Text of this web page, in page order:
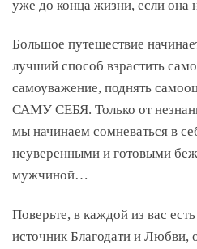
уже до конца жизни, если она
Большое путешествие
лучший способ взрастить
самоуважение, поднять
САМУ СЕБЯ. Только от
мы начинаем сомневаться в
неуверенными и готовыми
мужчиной…
Поверьте, в каждой из вас
источник Благодати и Любви,